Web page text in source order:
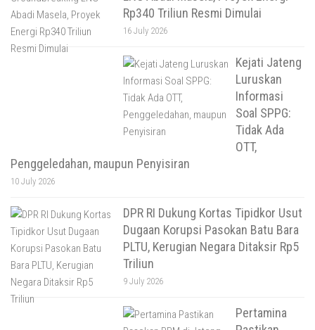
Rp340 Triliun Resmi Dimulai
16 July 2026
Kejati Jateng
Luruskan
Informasi
Soal SPPG:
Tidak Ada
OTT,
Penggeledahan, maupun Penyisiran
10 July 2026
DPR RI Dukung Kortas Tipidkor Usut
Dugaan Korupsi Pasokan Batu Bara
PLTU, Kerugian Negara Ditaksir Rp5
Triliun
9 July 2026
Pertamina